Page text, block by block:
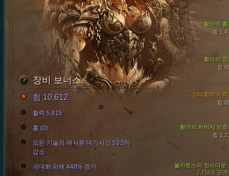
황야의 흉
힘
황야의 장
힘
황야의 허벅지 보호
힘
불카토스의 전사다운
2,710.5 공격
강대함의 가락
힘
장비 보너스
힘 10,612
활력 5,815
홈 (0)
모든 기술의 재사용 대기시간 53.5%
감소
극대화 피해 448% 증가